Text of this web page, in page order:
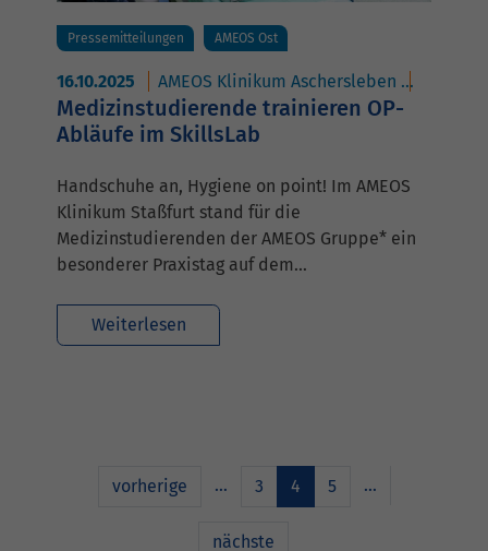
Pressemitteilungen AMEOS Ost
16.10.2025 AMEOS Klinikum Aschersleben
Medizinstudierende trainieren OP-
Abläufe im SkillsLab
Handschuhe an, Hygiene on point! Im AMEOS
Klinikum Staßfurt stand für die
Medizinstudierenden der AMEOS Gruppe* ein
besonderer Praxistag auf dem…
Weiterlesen
vorherige … 3 4 5 …
nächste